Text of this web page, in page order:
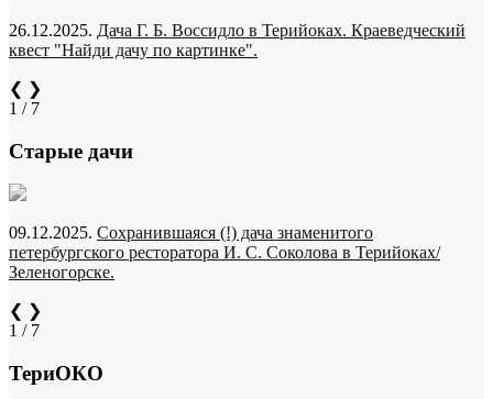
26.12.2025. Дача Г. Б. Воссидло в Терийоках. Краеведческий
квест "Найди дачу по картинке".
❮ ❯
1 / 7
Старые дачи
09.12.2025. Сохранившаяся (!) дача знаменитого
петербургского ресторатора И. С. Соколова в Терийоках/
Зеленогорске.
❮ ❯
1 / 7
ТериОКО